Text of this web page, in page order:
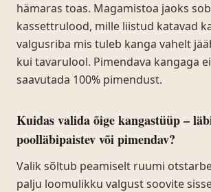
hämaras toas. Magamistoa jaoks
kassettrulood, mille liistud katavad
valgusriba mis tuleb kanga vahelt
kui tavarulool. Pimendava kangaga
saavutada 100% pimendust.
Kuidas valida õige kangastüüp –
poolläbipaistev või pimendav?
Valik sõltub peamiselt ruumi
palju loomulikku valgust soovite